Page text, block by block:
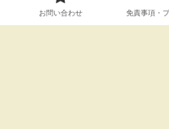
お問い合わせ 免責事項・